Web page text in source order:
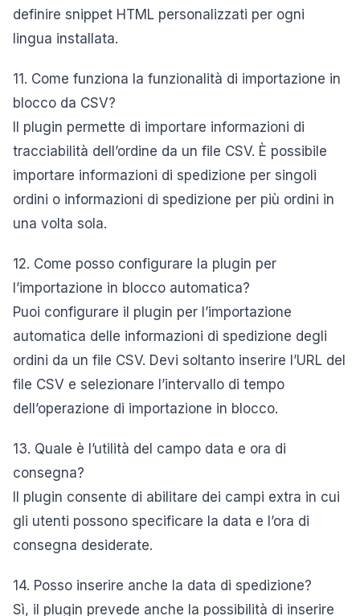
definire snippet HTML personalizzati per ogni
lingua installata.
11. Come funziona la funzionalità di importazione in
blocco da CSV?
Il plugin permette di importare informazioni di
tracciabilità dell’ordine da un file CSV. È possibile
importare informazioni di spedizione per singoli
ordini o informazioni di spedizione per più ordini in
una volta sola.
12. Come posso configurare la plugin per
l’importazione in blocco automatica?
Puoi configurare il plugin per l’importazione
automatica delle informazioni di spedizione degli
ordini da un file CSV. Devi soltanto inserire l’URL del
file CSV e selezionare l’intervallo di tempo
dell’operazione di importazione in blocco.
13. Quale è l’utilità del campo data e ora di
consegna?
Il plugin consente di abilitare dei campi extra in cui
gli utenti possono specificare la data e l’ora di
consegna desiderate.
14. Posso inserire anche la data di spedizione?
Sì, il plugin prevede anche la possibilità di inserire